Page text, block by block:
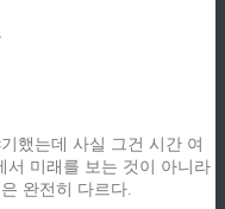
했는데 사실 그건 시간 여
서 미래를 보는 것이 아니라
완전히 다르다.